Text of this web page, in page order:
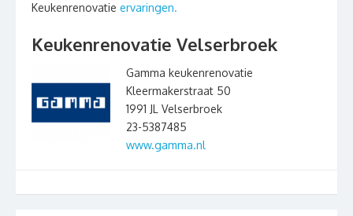
Keukenrenovatie ervaringen.
Keukenrenovatie Velserbroek
Gamma keukenrenovatie
Kleermakerstraat 50
1991 JL Velserbroek
23-5387485
www.gamma.nl